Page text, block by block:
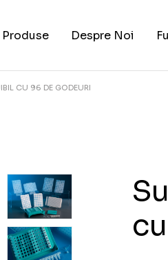
Produse Despre Noi
CU 96 DE GODEURI